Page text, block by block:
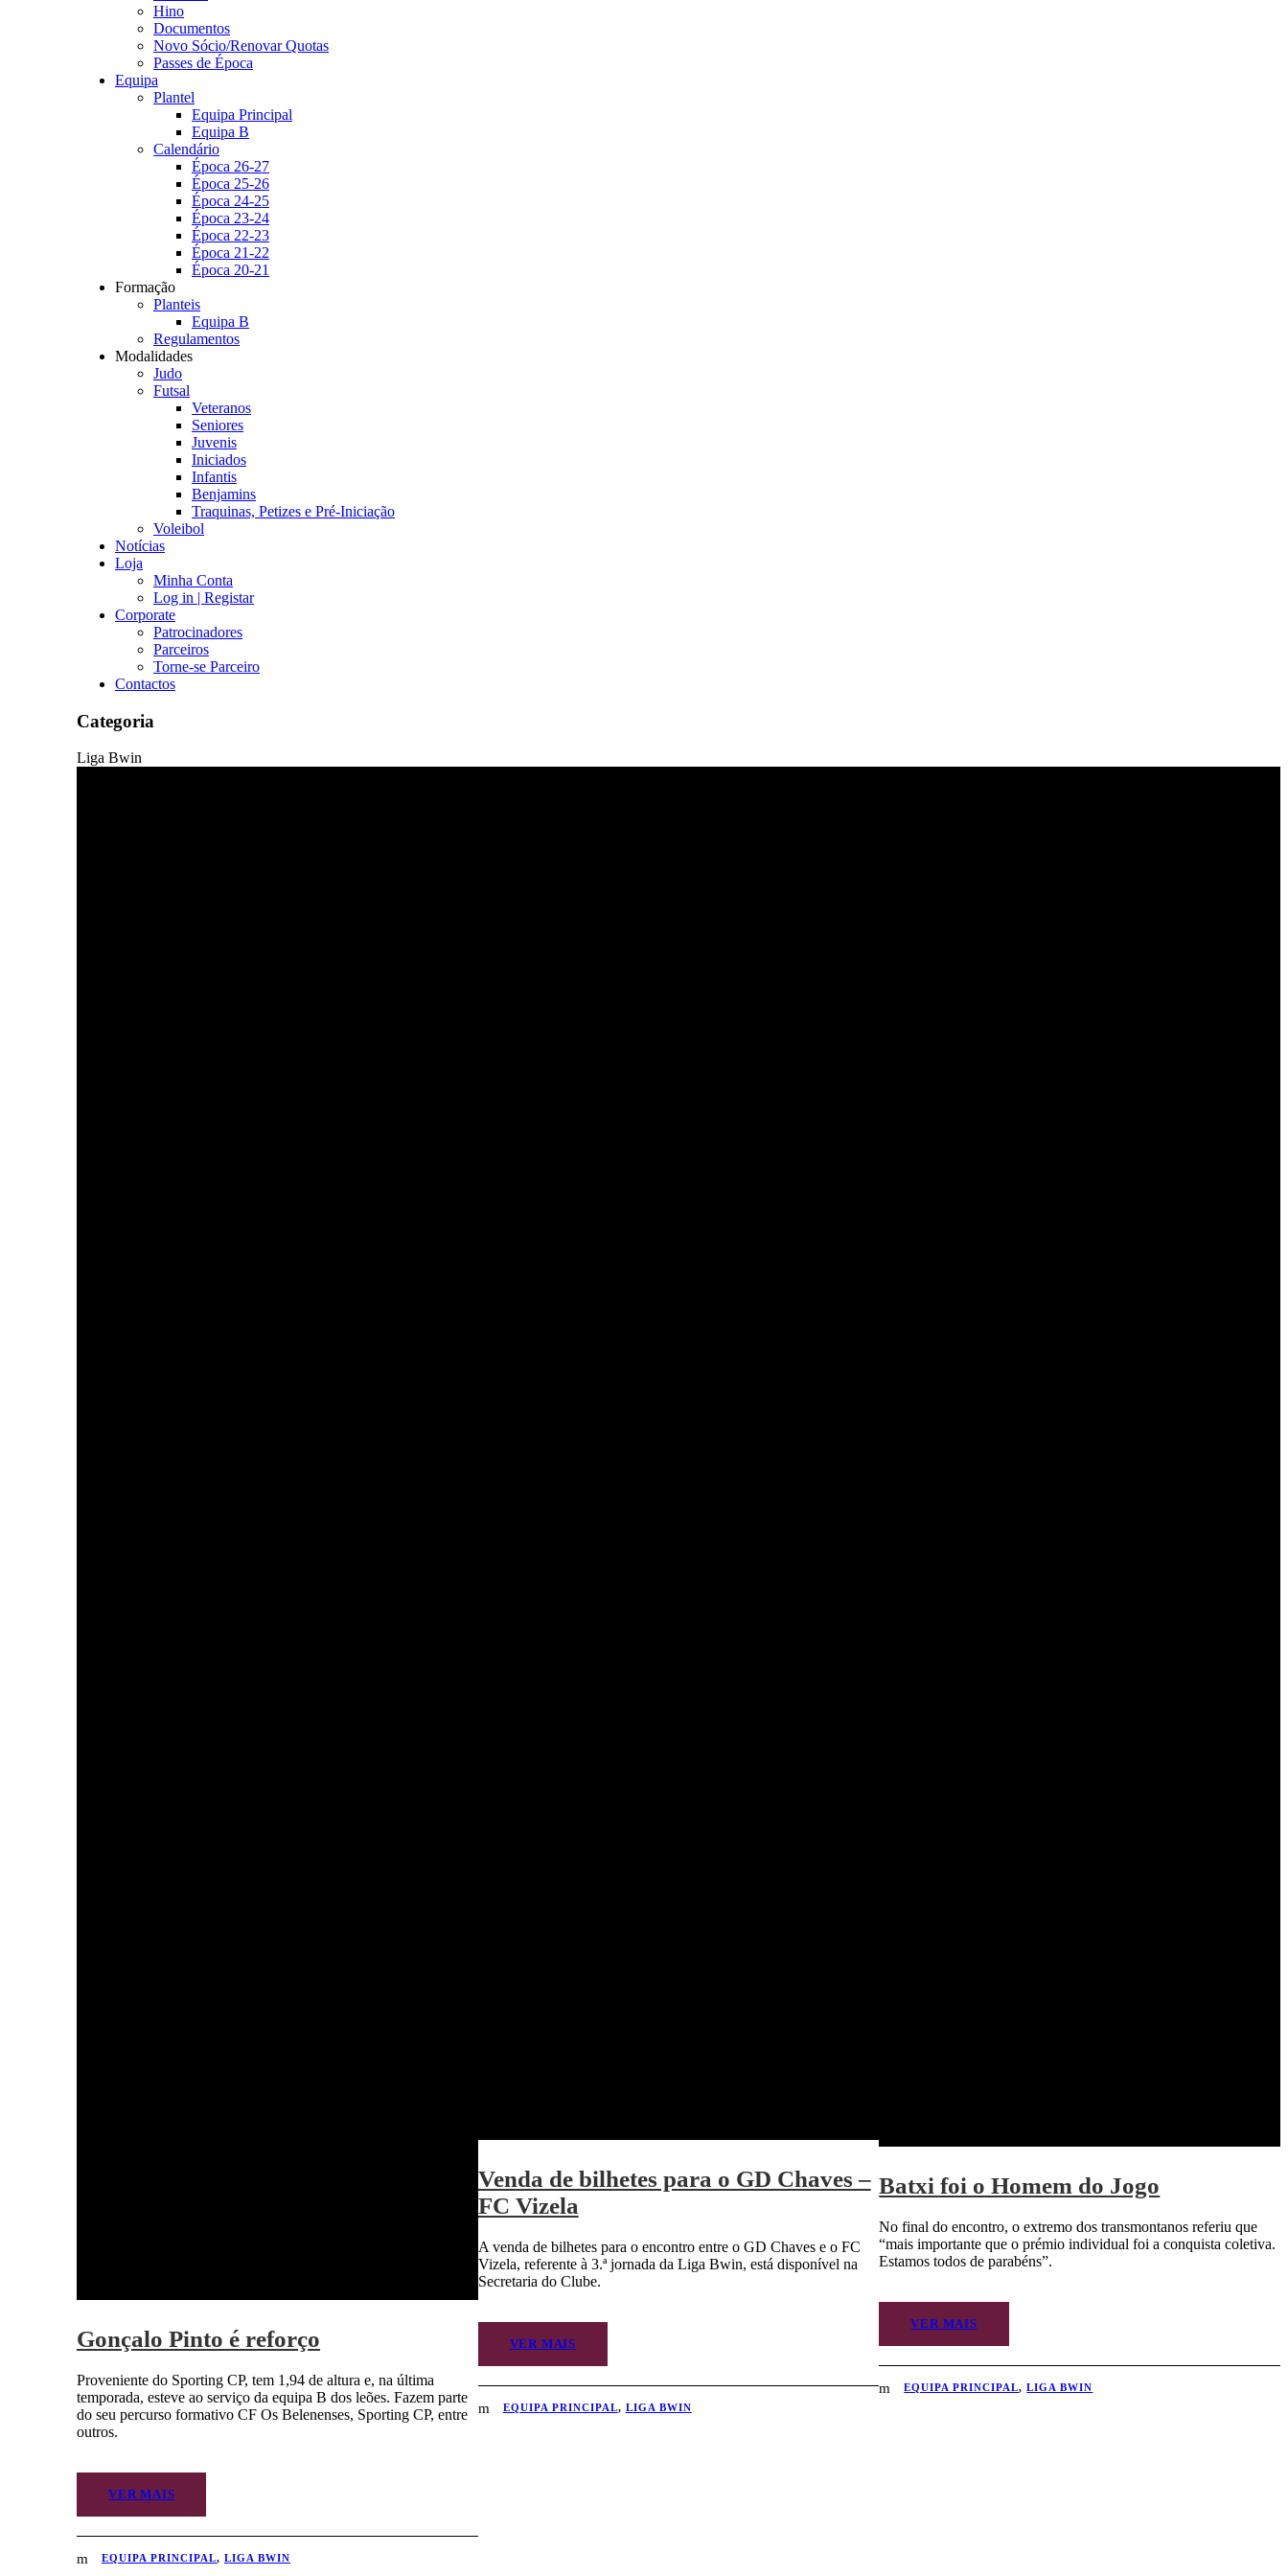
Hino
Documentos
Novo Sócio/Renovar Quotas
Passes de Época
Equipa
Plantel
Equipa Principal
Equipa B
Calendário
Época 26-27
Época 25-26
Época 24-25
Época 23-24
Época 22-23
Época 21-22
Época 20-21
Formação
Planteis
Equipa B
Regulamentos
Modalidades
Judo
Futsal
Veteranos
Seniores
Juvenis
Iniciados
Infantis
Benjamins
Traquinas, Petizes e Pré-Iniciação
Voleibol
Notícias
Loja
Minha Conta
Log in | Registar
Corporate
Patrocinadores
Parceiros
Torne-se Parceiro
Contactos
Categoria
Liga Bwin
Gonçalo Pinto é reforço
Proveniente do Sporting CP, tem 1,94 de altura e, na última
temporada, esteve ao serviço da equipa B dos leões. Fazem parte
do seu percurso formativo CF Os Belenenses, Sporting CP, entre
outros.
VER MAIS
EQUIPA PRINCIPAL, LIGA BWIN
Venda de bilhetes para o GD Chaves –
FC Vizela
A venda de bilhetes para o encontro entre o GD Chaves e o FC
Vizela, referente à 3.ª jornada da Liga Bwin, está disponível na
Secretaria do Clube.
VER MAIS
EQUIPA PRINCIPAL, LIGA BWIN
Batxi foi o Homem do Jogo
No final do encontro, o extremo dos transmontanos referiu que
“mais importante que o prémio individual foi a conquista coletiva.
Estamos todos de parabéns”.
VER MAIS
EQUIPA PRINCIPAL, LIGA BWIN